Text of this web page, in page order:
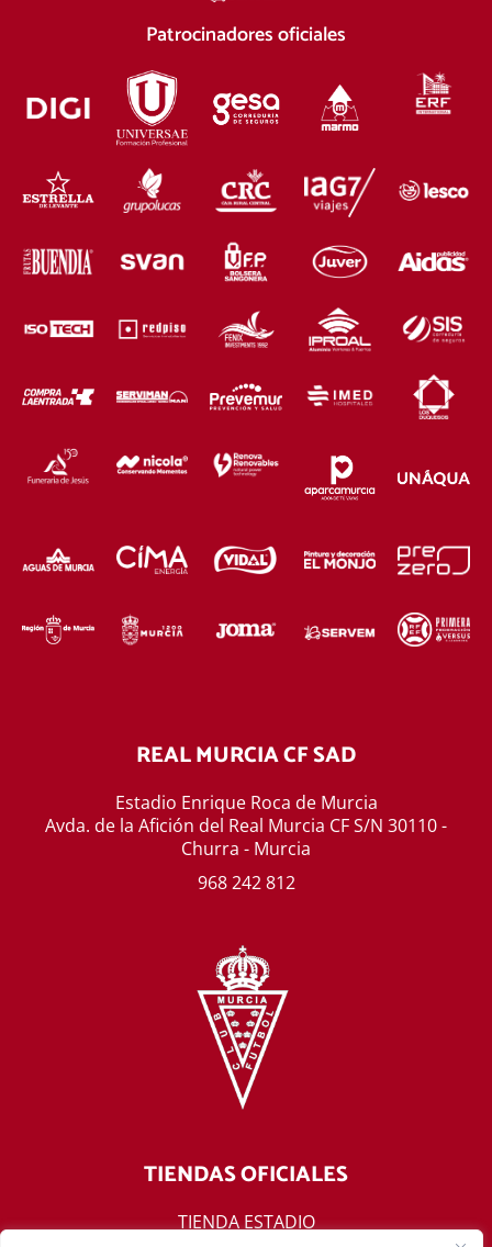
Patrocinadores oficiales
REAL MURCIA CF SAD
Estadio Enrique Roca de Murcia
Avda. de la Afición del Real Murcia CF S/N 30110 -
Churra - Murcia
968 242 812
TIENDAS OFICIALES
TIENDA ESTADIO